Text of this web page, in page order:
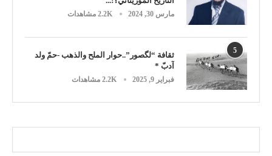
مارس 30, 2024 2.2K مشاهدات
5
ثقافة “لگصور”..حوار الملح والذهب -حمّ ولد
آدبّ *
فبراير 9, 2025 2.2K مشاهدات